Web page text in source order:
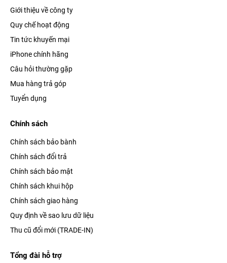
Giới thiệu về công ty
Quy chế hoạt động
Tin tức khuyến mại
iPhone chính hãng
Câu hỏi thường gặp
Mua hàng trả góp
Tuyển dụng
Chính sách
Chính sách bảo bành
Chính sách đổi trả
Chính sách bảo mật
Chính sách khui hộp
Chính sách giao hàng
Quy định về sao lưu dữ liệu
Thu cũ đổi mới (TRADE-IN)
Tổng đài hỗ trợ